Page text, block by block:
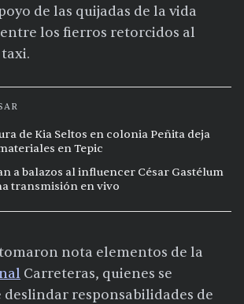
de las quijadas de la vida
los fierros retorcidos al
de Kia Seltos en colonia Peñita deja
en Tepic
a balazos al influencer César Gastélum
transmisión en vivo
nota elementos de la
Carreteras, quienes se
deslindar responsabilidades de